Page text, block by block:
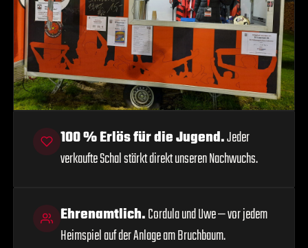
100 % Erlös für die Jugend.Jeder
verkaufte Schal stärkt direkt unseren Nachwuchs.
Ehrenamtlich.Cordula und Uwe — vor jedem
Heimspiel auf der Anlage am Bruchbaum.